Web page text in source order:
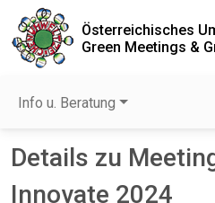
Österreichisches
Green Meetings &
Info u. Beratung
Details zu
Innovate 2024